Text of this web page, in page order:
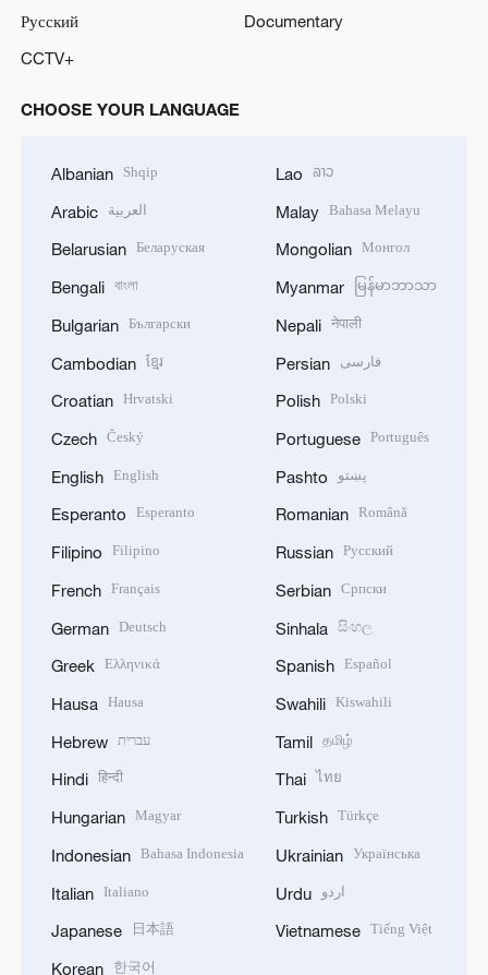
Русский
Documentary
CCTV+
CHOOSE YOUR LANGUAGE
Albanian Shqip
Arabic العربية
Belarusian Беларуская
Bengali বাংলা
Bulgarian Български
Cambodian ខ្មែរ
Croatian Hrvatski
Czech Český
English English
Esperanto Esperanto
Filipino Filipino
French Français
German Deutsch
Greek Ελληνικά
Hausa Hausa
Hebrew עברית
Hindi हिन्दी
Hungarian Magyar
Indonesian Bahasa Indonesia
Italian Italiano
Japanese 日本語
Korean 한국어
Lao ລາວ
Malay Bahasa Melayu
Mongolian Монгол
Myanmar မြန်မာဘာသာ
Nepali नेपाली
Persian فارسی
Polish Polski
Portuguese Português
Pashto پښتو
Romanian Română
Russian Русский
Serbian Српски
Sinhala සිංහල
Spanish Español
Swahili Kiswahili
Tamil தமிழ்
Thai ไทย
Turkish Türkçe
Ukrainian Українська
Urdu اردو
Vietnamese Tiếng Việt